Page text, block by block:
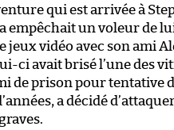
qui est arrivée à
empêchait un voleur de
jeux vidéo avec son ami
ci avait brisé l’une des
de prison pour tentative
a décidé